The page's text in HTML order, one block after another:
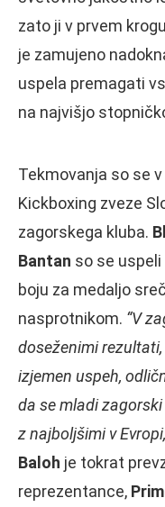
zato ji v prvem
je zamujeno
uspela premagati
na najvišjo
Tekmovanja so se
Kickboxing zveze
zagorskega kluba.
Bantan so se
boju za medaljo
nasprotnikom. “V
doseženimi
izjemen uspeh,
da se mladi
z najboljšimi v
Baloh je tokrat
reprezentance,